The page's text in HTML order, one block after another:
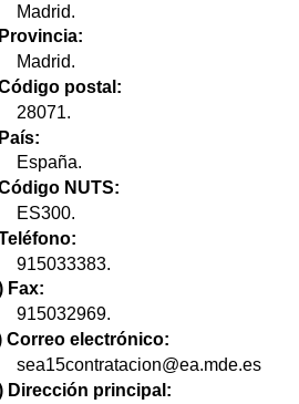
Madrid.
Madrid.
postal:
28071.
España.
NUTS:
ES300.
915033383.
Fax:
915032969.
Correo electrónico:
sea15contratacion@ea.mde.es
Dirección principal: